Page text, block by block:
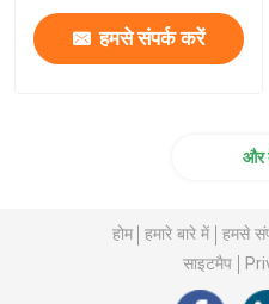
हमसे संपर्क करें
और
होम हमारे बारे में हमसे
साइटमैप